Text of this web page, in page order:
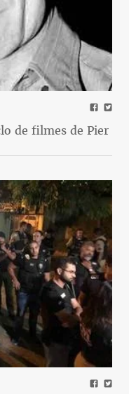
de filmes de Pier